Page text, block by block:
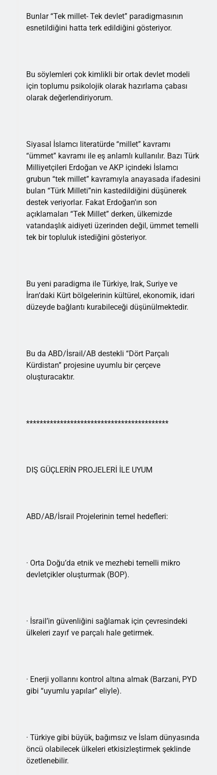
Bunlar “Tek millet- Tek devlet” paradigmasının
esnetildiğini hatta terk edildiğini gösteriyor.
Bu söylemleri çok kimlikli bir ortak devlet modeli
için toplumu psikolojik olarak hazırlama çabası
olarak değerlendiriyorum.
Siyasal İslamcı literatürde “millet” kavramı
“ümmet” kavramı ile eş anlamlı kullanılır. Bazı Türk
Milliyetçileri Erdoğan ve AKP içindeki İslamcı
grubun “tek millet” kavramıyla anayasada ifadesini
bulan “Türk Milleti”nin kastedildiğini düşünerek
destek veriyorlar. Fakat Erdoğan’ın son
açıklamaları “Tek Millet” derken, ülkemizde
vatandaşlık aidiyeti üzerinden değil, ümmet temelli
tek bir topluluk istediğini gösteriyor.
Bu yeni paradigma ile Türkiye, Irak, Suriye ve
İran’daki Kürt bölgelerinin kültürel, ekonomik, idari
düzeyde bağlantı kurabileceği düşünülmektedir.
Bu da ABD/İsrail/AB destekli “Dört Parçalı
Kürdistan” projesine uyumlu bir çerçeve
oluşturacaktır.
******************************************
DIŞ GÜÇLERİN PROJELERİ İLE UYUM
ABD/AB/İsrail Projelerinin temel hedefleri:
· Orta Doğu’da etnik ve mezhebi temelli mikro
devletçikler oluşturmak (BOP).
· İsrail’in güvenliğini sağlamak için çevresindeki
ülkeleri zayıf ve parçalı hale getirmek.
· Enerji yollarını kontrol altına almak (Barzani, PYD
gibi “uyumlu yapılar” eliyle).
· Türkiye gibi büyük, bağımsız ve İslam dünyasında
öncü olabilecek ülkeleri etkisizleştirmek şeklinde
özetlenebilir.